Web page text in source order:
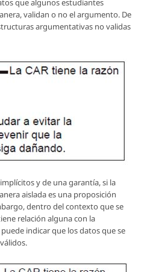
que algunos estudiantes
validan o no el argumento. De
argumentativas no validas
y de una garantía, si la
aislada es una proposición
dentro del contexto que se
relación alguna con la
indicar que los datos que se